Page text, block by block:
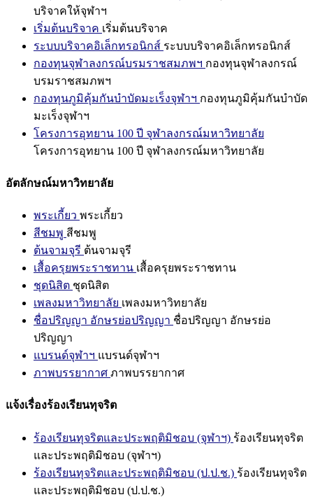
บริจาคให้จุฬาฯ
เริ่มต้นบริจาค เริ่มต้นบริจาค
ระบบบริจาคอิเล็กทรอนิกส์ ระบบบริจาคอิเล็กทรอนิกส์
กองทุนจุฬาลงกรณ์บรมราชสมภพฯ กองทุนจุฬาลงกรณ์
บรมราชสมภพฯ
กองทุนภูมิคุ้มกันบำบัดมะเร็งจุฬาฯ กองทุนภูมิคุ้มกันบำบัด
มะเร็งจุฬาฯ
โครงการอุทยาน 100 ปี จุฬาลงกรณ์มหาวิทยาลัย
โครงการอุทยาน 100 ปี จุฬาลงกรณ์มหาวิทยาลัย
อัตลักษณ์มหาวิทยาลัย
พระเกี้ยว พระเกี้ยว
สีชมพู สีชมพู
ต้นจามจุรี ต้นจามจุรี
เสื้อครุยพระราชทาน เสื้อครุยพระราชทาน
ชุดนิสิต ชุดนิสิต
เพลงมหาวิทยาลัย เพลงมหาวิทยาลัย
ชื่อปริญญา อักษรย่อปริญญา ชื่อปริญญา อักษรย่อ
ปริญญา
แบรนด์จุฬาฯ แบรนด์จุฬาฯ
ภาพบรรยากาศ ภาพบรรยากาศ
แจ้งเรื่องร้องเรียนทุจริต
ร้องเรียนทุจริตและประพฤติมิชอบ (จุฬาฯ) ร้องเรียนทุจริต
และประพฤติมิชอบ (จุฬาฯ)
ร้องเรียนทุจริตและประพฤติมิชอบ (ป.ป.ช.) ร้องเรียนทุจริต
และประพฤติมิชอบ (ป.ป.ช.)